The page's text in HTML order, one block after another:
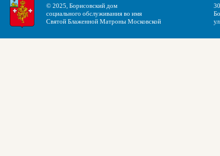
© 2025, Борисовский дом
социального обслуживания во имя
Святой Блаженной Матроны Московской